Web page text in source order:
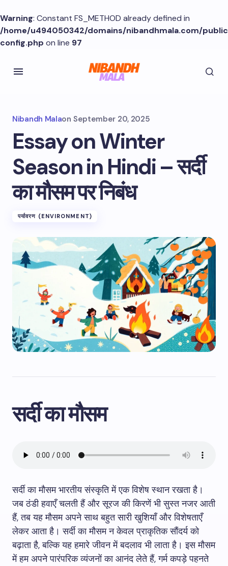
Warning: Constant FS_METHOD already defined in
/home/u494050342/domains/nibandhmala.com/
config.php on line 97
Nibandh Malaon September 20, 2025
Essay on Winter
Season in Hindi – सर्दी
का मौसम पर निबंध
पर्यावरण (ENVIRONMENT)
सर्दी का मौसम
सर्दी का मौसम भारतीय संस्कृति में एक विशेष स्थान रखता है।
जब ठंडी हवाएँ चलती हैं और सूरज की किरणें भी सुस्त नजर आती
हैं, तब यह मौसम अपने साथ बहुत सारी खुशियाँ और विशेषताएँ
लेकर आता है। सर्दी का मौसम न केवल प्राकृतिक सौंदर्य को
बढ़ाता है, बल्कि यह हमारे जीवन में बदलाव भी लाता है। इस मौसम
में हम अपने पारंपरिक व्यंजनों का आनंद लेते हैं, गर्म कपड़े पहनते